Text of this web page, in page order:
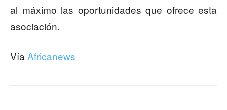
al máximo las oportunidades que ofrece esta
asociación.
Vía Africanews